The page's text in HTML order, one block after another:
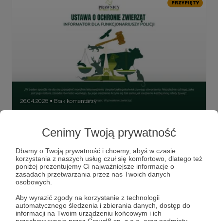
Cenimy Twoją prywatność
Dbamy o Twoją prywatność i chcemy, abyś w czasie
korzystania z naszych usług czuł się komfortowo, dlatego też
poniżej prezentujemy Ci najważniejsze informacje o
zasadach przetwarzania przez nas Twoich danych
osobowych.
Aby wyrazić zgody na korzystanie z technologii
automatycznego śledzenia i zbierania danych, dostęp do
informacji na Twoim urządzeniu końcowym i ich
PRZYPIĘTY
26.04.2025 ● Brak komentarzy
Nasz informator z ustawy o ochronie zwierząt
dedykowany funkcjonariuszkom i funkcjonariuszom Policji
jest już dostępny do pobrania zupełnie za darmo!
ochrona zwierząt informator edukacja +4